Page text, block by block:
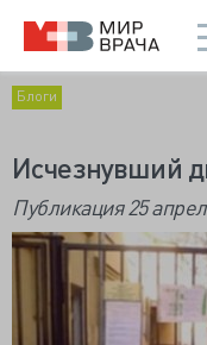
Блоги
Исчезнувший
Публикация 25